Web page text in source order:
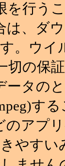
を行う
は、ダ
。ウ
切の保
ータの
す
のアプ
やすい